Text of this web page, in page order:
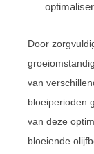
Door
van
bloeiperioden
van deze
bloeiende